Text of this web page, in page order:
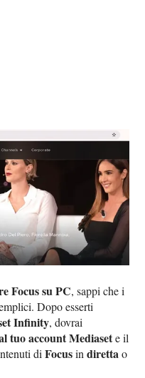
Focus su PC, sappi che i
Dopo esserti
Infinity, dovrai
tuo account Mediasete il
diFocusindirettao